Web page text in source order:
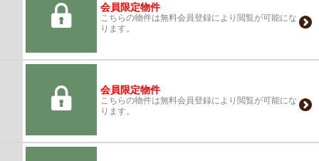
会員限定物件
こちらの物件は無料会員登録により閲覧が可能にな
ります。
会員限定物件
こちらの物件は無料会員登録により閲覧が可能にな
ります。